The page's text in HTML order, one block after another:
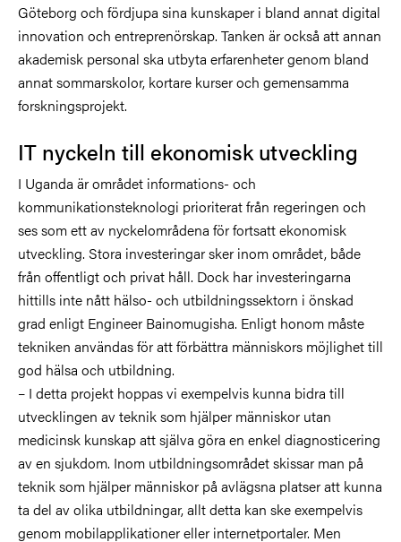
Göteborg och fördjupa sina kunskaper i bland annat digital
innovation och entreprenörskap. Tanken är också att annan
akademisk personal ska utbyta erfarenheter genom bland
annat sommarskolor, kortare kurser och gemensamma
forskningsprojekt.
IT nyckeln till ekonomisk utveckling
I Uganda är området informations- och
kommunikationsteknologi prioriterat från regeringen och
ses som ett av nyckelområdena för fortsatt ekonomisk
utveckling. Stora investeringar sker inom området, både
från offentligt och privat håll. Dock har investeringarna
hittills inte nått hälso- och utbildningssektorn i önskad
grad enligt Engineer Bainomugisha. Enligt honom måste
tekniken användas för att förbättra människors möjlighet till
god hälsa och utbildning.
– I detta projekt hoppas vi exempelvis kunna bidra till
utvecklingen av teknik som hjälper människor utan
medicinsk kunskap att själva göra en enkel diagnosticering
av en sjukdom. Inom utbildningsområdet skissar man på
teknik som hjälper människor på avlägsna platser att kunna
ta del av olika utbildningar, allt detta kan ske exempelvis
genom mobilapplikationer eller internetportaler. Men